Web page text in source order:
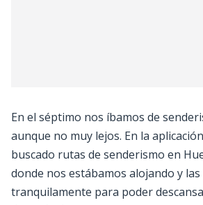
En el séptimo nos íbamos de
aunque no muy lejos. En la aplicación
buscado rutas de senderismo en
donde nos estábamos alojando y
tranquilamente para poder